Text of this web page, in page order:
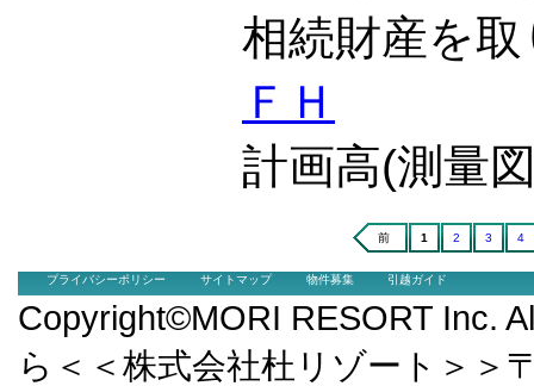
相続財産を
ＦＨ
計画高(測量
前 1 2 3 4
プライバシーポリシー サイトマップ 物件募集 引越ガイド
Copyright©MORI RESORT Inc.
ら＜＜株式会社杜リゾート＞＞